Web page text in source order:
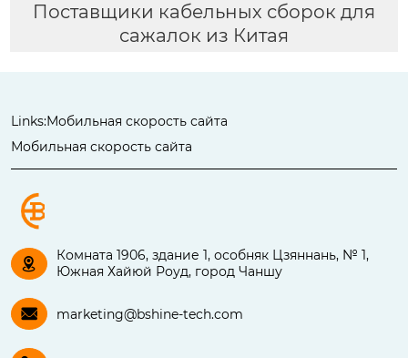
Поставщики кабельных сборок для
сажалок из Китая
Links:Мобильная скорость сайта
Мобильная скорость сайта

Комната 1906, здание 1, особняк Цзяннань, № 1,
Южная Хайюй Роуд, город Чаншу
 marketing@bshine-tech.com